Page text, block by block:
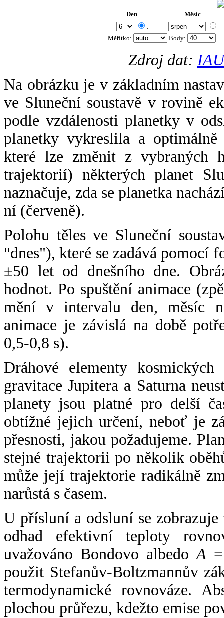
Den Měsíc
.
Měřítko: Body:
Zdroj dat:
Na obrázku je v základním
ve Sluneční soustavě v rovině
podle vzdálenosti planetky v
planetky vykreslila a
které lze změnit z vybraných
trajektorií) některých planet
naznačuje, zda se planetka
ní (červeně).
Polohu těles ve Sluneční
"dnes"), které se zadává pomocí
±50 let od dnešního dne.
hodnot. Po spuštění animace
mění v intervalu den, měsíc
animace je závislá na době
0,5-0,8 s).
Dráhové elementy
gravitace Jupitera a Saturna
planety jsou platné pro delší
obtížné jejich určení, neboť je
přesnosti, jakou požadujeme.
stejné trajektorii po několik
může její trajektorie radikálně
narůstá s časem.
U přísluní a odsluní se
odhad efektivní teploty
uvažováno Bondovo albedoA
použit Stefanův-Boltzmannův
termodynamické rovnováze.
plochou průřezu, kdežto emise